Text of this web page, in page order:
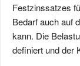
Festzinssatzes
Bedarf auch auf
kann. Die
definiert und der